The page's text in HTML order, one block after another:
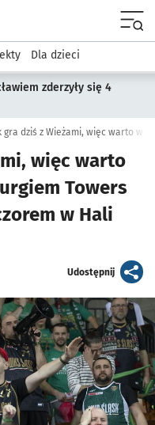
Sport i rekreacja
Dla dzieci
zderzyły się 4
więc warto
Towers
w Hali
Udostępnijartykuł